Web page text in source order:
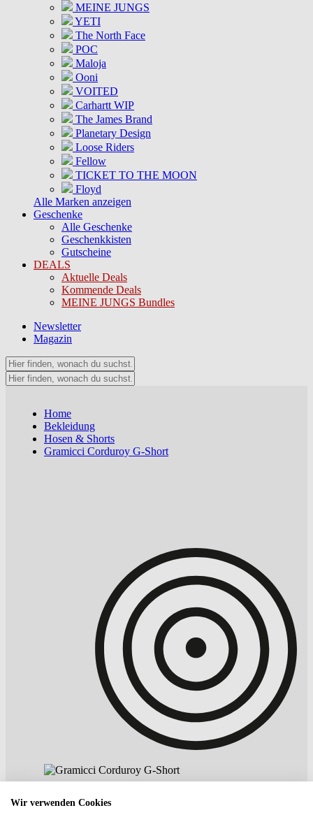
MEINE JUNGS
YETI
The North Face
POC
Maloja
Ooni
VOITED
Carhartt WIP
The James Brand
Planetary Design
Loose Riders
Fellow
TICKET TO THE MOON
Floyd
Alle Marken anzeigen
Geschenke
Alle Geschenke
Geschenkkisten
Gutscheine
DEALS
Aktuelle Deals
Kommende Deals
MEINE JUNGS Bundles
Newsletter
Magazin
Home
Bekleidung
Hosen & Shorts
Gramicci Corduroy G-Short
Wir verwenden Cookies